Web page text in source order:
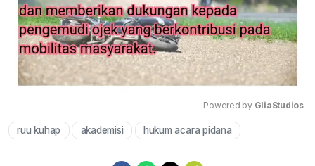
Powered by GliaStudios
ruu kuhap akademisi hukum acara pidana